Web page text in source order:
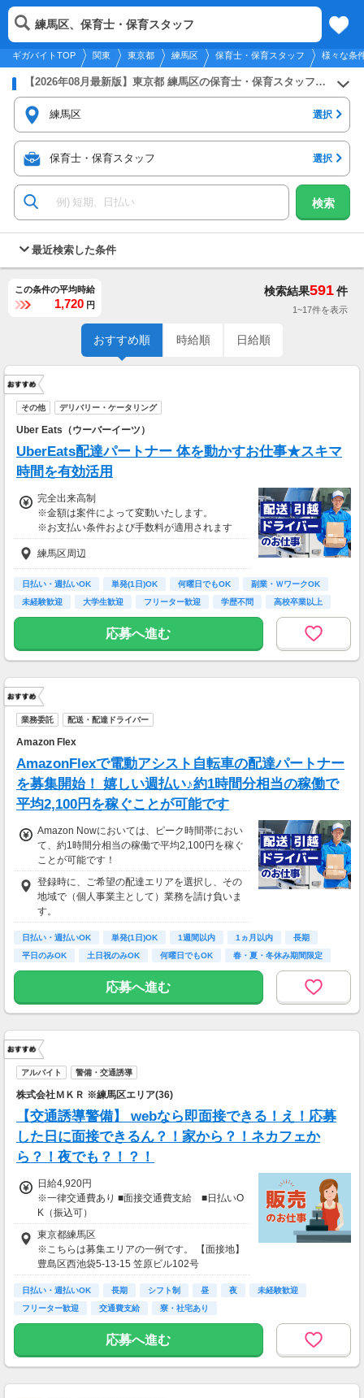
2026年8月8日更新
関東
メニュー
ギガバイトTOP 関東 東京都 練馬区 保育士・保育スタッフ 様々な条
練馬区、保育士・保育スタッフ
【2026年08月最新版】東京都 練馬区の保育士・保育スタッフのバイト・アルバイト・パートの求人募集情報
練馬区 選択
保育士・保育スタッフ 選択
検索
最近検索した条件
この条件の平均時給
1,720 円
検索結果591件
1~17件を表示
おすすめ順 時給順 日給順
その他 デリバリー・ケータリング
Uber Eats（ウーバーイーツ）
UberEats配達パートナー 体を動かすお仕事★スキマ
時間を有効活用
完全出来高制
※金額は案件によって変動いたします。
※お支払い条件および手数料が適用されます
練馬区周辺
日払い・週払いOK 単発(1日)OK 何曜日でもOK
副業・ＷワークOK
未経験歓迎
大学生歓迎 フリーター歓迎 学歴不問 高校卒業以上
応募へ進む
業務委託 配送・配達ドライバー
Amazon Flex
AmazonFlexで電動アシスト自転車の配達パートナー
を募集開始！ 嬉しい週払い♪約1時間分相当の稼働で
平均2,100円を稼ぐことが可能です
Amazon Nowにおいては、ピーク時間帯におい
て、約1時間分相当の稼働で平均2,100円を稼ぐ
ことが可能です！
登録時に、ご希望の配達エリアを選択し、その
地域で（個人事業主として）業務を請け負いま
す。
日払い・週払いOK 単発(1日)OK 1週間以内 1ヵ月以内
長期
平日のみOK
土日祝のみOK 何曜日でもOK 春・夏・冬休み期間限定
応募へ進む
アルバイト 警備・交通誘導
株式会社ＭＫＲ ※練馬区エリア(36)
【交通誘導警備】 webなら即面接できる！え！応募
した日に面接できるん？！家から？！ネカフェか
ら？！夜でも？！？！
日給4,920円
※一律交通費あり ■面接交通費支給 ■日払いO
K（振込可）
東京都練馬区
※こちらは募集エリアの一例です。 【面接地】
豊島区西池袋5-13-15 笠原ビル102号
日払い・週払いOK 長期 シフト制 昼 夜
未経験歓迎
フリーター歓迎
交通費支給 寮・社宅あり
応募へ進む